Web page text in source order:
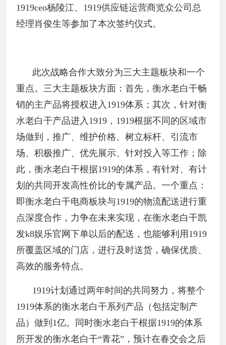
1919ceo杨陵江、1919供应链运营商览众公司总
经理肖俊生等参加了本次签约仪式。
此次战略合作大致分为三大主题板块和一个
重点。三大主题板块方面：首先，衡水老白干畅
销的主产品将授权进入1919体系；其次，针对衡
水老白干产品进入1919，1919根据不同的区域市
场做到，推广、维护价格、树立标杆、引流市
场、积极推广、优先展示、针对投入等工作；除
此，衡水老白干根据1919的体系，有针对、有计
划的共同开发高性价比的专属产品。一个重点：
即衡水老白干电商板块与1919的物流配送进行重
点深度合作，力争在未来实现，在衡水老白干凯
发k8娱乐官网下单以后的配送，也能够利用1919
所覆盖区域的门店，进行及时送货，确保优质、
高效的服务特点。
1919计划通过两年时间的共同努力，将整个
1919体系的衡水老白干系列产品（包括定制产
品）做到1亿。同时衡水老白干根据1919的体系
所开发的衡水老白干“青花”，预计在春交会之后